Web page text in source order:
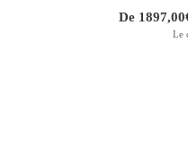
De
Le